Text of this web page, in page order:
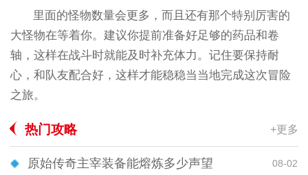
里面的怪物数量会更多，而且还有那个特别厉害的
大怪物在等着你。建议你提前准备好足够的药品和卷
轴，这样在战斗时就能及时补充体力。记住要保持耐
心，和队友配合好，这样才能稳稳当当地完成这次冒险
之旅。
热门攻略 +更多
原始传奇主宰装备能熔炼多少声望 08-02